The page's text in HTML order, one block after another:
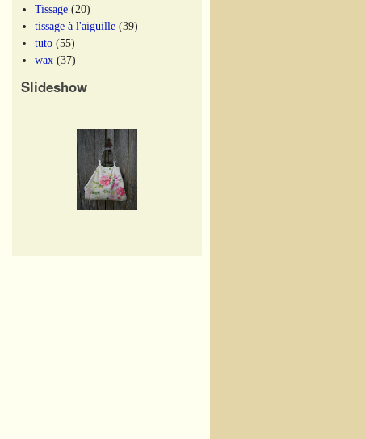
Tissage (20)
tissage à l'aiguille (39)
tuto (55)
wax (37)
Slideshow